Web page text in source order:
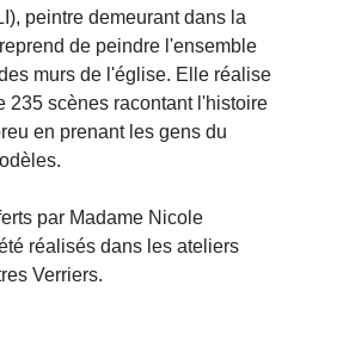
peintre demeurant dans la
de peindre l'ensemble
murs de l'église. Elle réalise
235 scènes racontant l'histoire
en prenant les gens du
par Madame Nicole
réalisés dans les ateliers
Verriers.